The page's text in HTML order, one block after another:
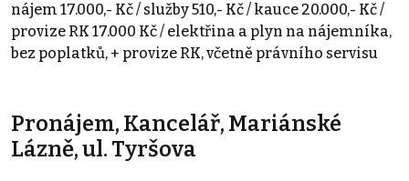
nájem 17.000,- Kč / služby 510,- Kč / kauce 20.000,- Kč /
provize RK 17.000 Kč / elektřina a plyn na nájemníka,
bez poplatků, + provize RK, včetně právního servisu
Pronájem, Kancelář, Mariánské
Lázně, ul. Tyršova